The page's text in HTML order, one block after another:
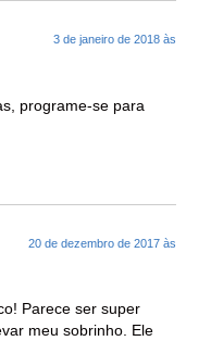
3 de janeiro de 2018 às
programe-se para
20 de dezembro de 2017 às
Parece ser super
meu sobrinho. Ele